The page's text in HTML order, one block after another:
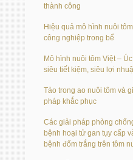
thành công
Hiệu quả mô hình nuôi tôm
công nghiệp trong bể
Mô hình nuôi tôm Việt – Úc
siêu tiết kiệm, siêu lợi
Tảo trong ao nuôi tôm và
pháp khắc phục
Các giải pháp phòng
bệnh hoại tử gan tụy cấp
bệnh đốm trắng trên tôm